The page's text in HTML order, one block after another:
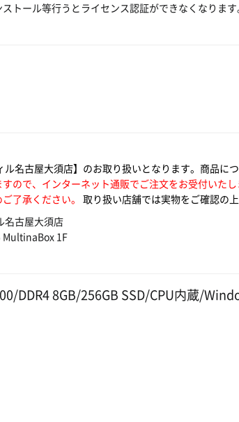
トール等行うとライセンス認証ができなくなります
名古屋大須店】のお取り扱いとなります。商品
ので、インターネット通販でご注文をお受付い
了承ください。 取り扱い店舗では実物をご確認の
名古屋大須店
MultinaBox 1F
DDR4 8GB/256GB SSD/CPU内蔵/